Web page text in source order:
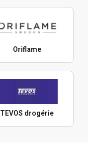
Oriflame
TEVOS drogérie